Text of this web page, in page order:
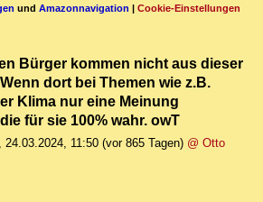
und Amazonnavigation | Cookie-Einstellungen
Bürger kommen nicht aus dieser
dort bei Themen wie z.B.
Klima nur eine Meinung
für sie 100% wahr. owT
24.03.2024, 11:50 (vor 865 Tagen) @ Otto